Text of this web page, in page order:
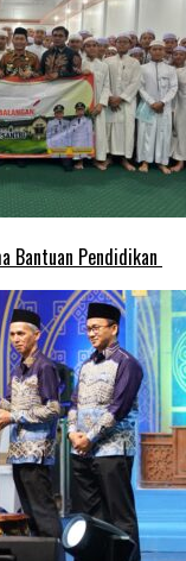
Bantuan Pendidikan